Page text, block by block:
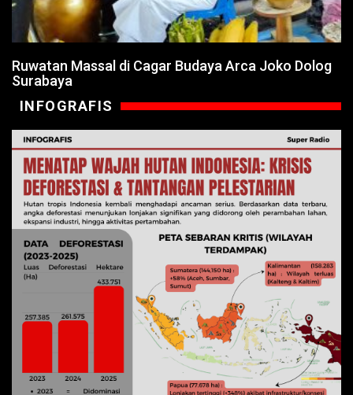
Ruwatan Massal di Cagar Budaya Arca Joko Dolog
Surabaya
INFOGRAFIS